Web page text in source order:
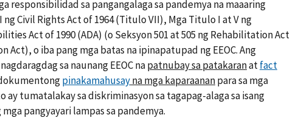
responsibilidad sa pangangalaga sa pandemya na maaaring
Civil Rights Act of 1964 (Titulo VII), Mga Titulo I at V ng
Act of 1990 (ADA) (o Seksyon 501 at 505 ng Rehabilitation Act
Act), o iba pang mga batas na ipinapatupad ng EEOC. Ang
sa naunang EEOC napatnubay sa patakaranatfact
pinakamahusayna mga kaparaananpara sa mga
ay tumatalakay sa diskriminasyon sa tagapag-alaga sa isang
pangyayari lampas sa pandemya.